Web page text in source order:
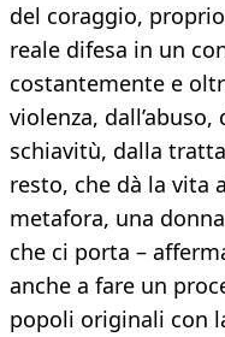
del coraggio,
reale difesa in un
costantemente e
violenza,
schiavitù, dalla
resto, che dà la vita
metafora, una
che ci porta –
anche a fare un
popoli originali con